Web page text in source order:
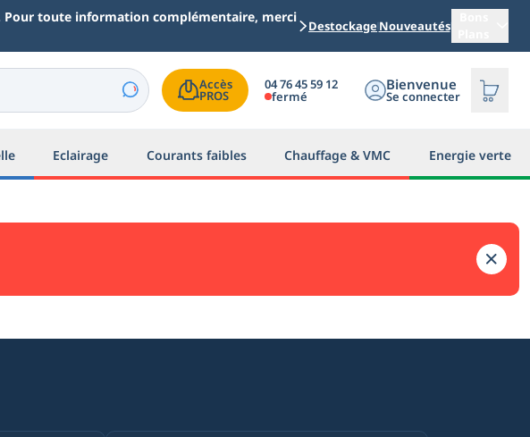
Pour toute information complémentaire, merci
DestockageNouveautés
Accès
PROS
04 76 45 59 12
fermé
Bienvenue
Se connecter
Eclairage Courants faibles Chauffage & VMC Energie verte